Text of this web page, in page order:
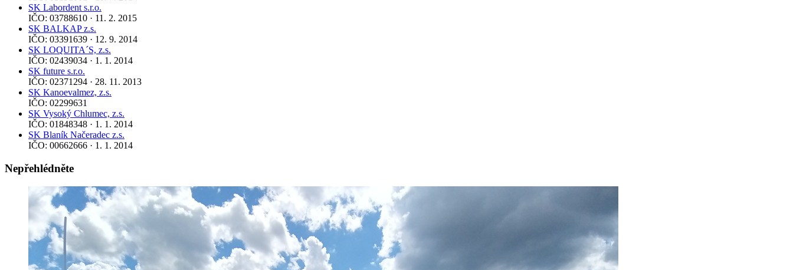
SK Labordent s.r.o.
IČO: 03788610 · 11. 2. 2015
SK BALKAP z.s.
IČO: 03391639 · 12. 9. 2014
SK LOQUITA´S, z.s.
IČO: 02439034 · 1. 1. 2014
SK future s.r.o.
IČO: 02371294 · 28. 11. 2013
SK Kanoevalmez, z.s.
IČO: 02299631
SK Vysoký Chlumec, z.s.
IČO: 01848348 · 1. 1. 2014
SK Blaník Načeradec z.s.
IČO: 00662666 · 1. 1. 2014
Nepřehlédněte